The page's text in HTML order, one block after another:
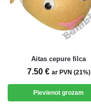
Aitas cepure filca
7.50 € ar PVN (21%)
Pievienot grozam